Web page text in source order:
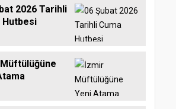
2026 Tarihli
Hutbesi